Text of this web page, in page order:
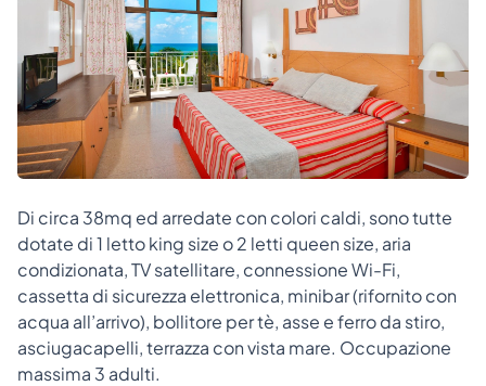
Di circa 38mq ed arredate con colori caldi, sono tutte
dotate di 1 letto king size o 2 letti queen size, aria
condizionata, TV satellitare, connessione Wi-Fi,
cassetta di sicurezza elettronica, minibar (rifornito con
acqua all’arrivo), bollitore per tè, asse e ferro da stiro,
asciugacapelli, terrazza con vista mare. Occupazione
massima 3 adulti.